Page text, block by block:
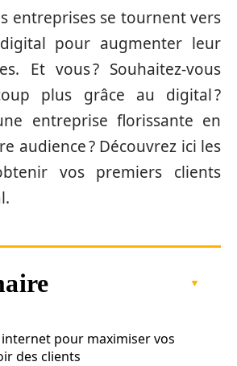
entreprises se tournent vers
pour augmenter leur
Et vous ? Souhaitez-vous
plus grâce au digital ?
entreprise florissante en
audience ? Découvrez ici les
vos premiers clients
internet pour maximiser vos
des clients